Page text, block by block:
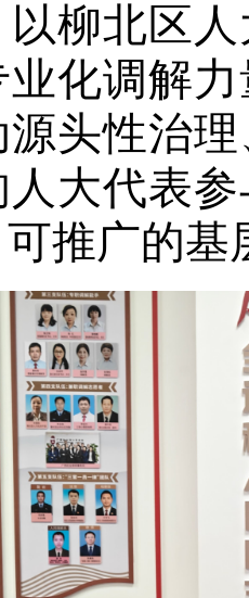
柳北区
化调解
源头性治
大代表
推广的基